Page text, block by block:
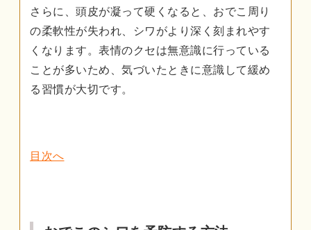
さらに、頭皮が凝って硬くなると、おでこ周り
の柔軟性が失われ、シワがより深く刻まれやす
くなります。表情のクセは無意識に行っている
ことが多いため、気づいたときに意識して緩め
る習慣が大切です。
目次へ